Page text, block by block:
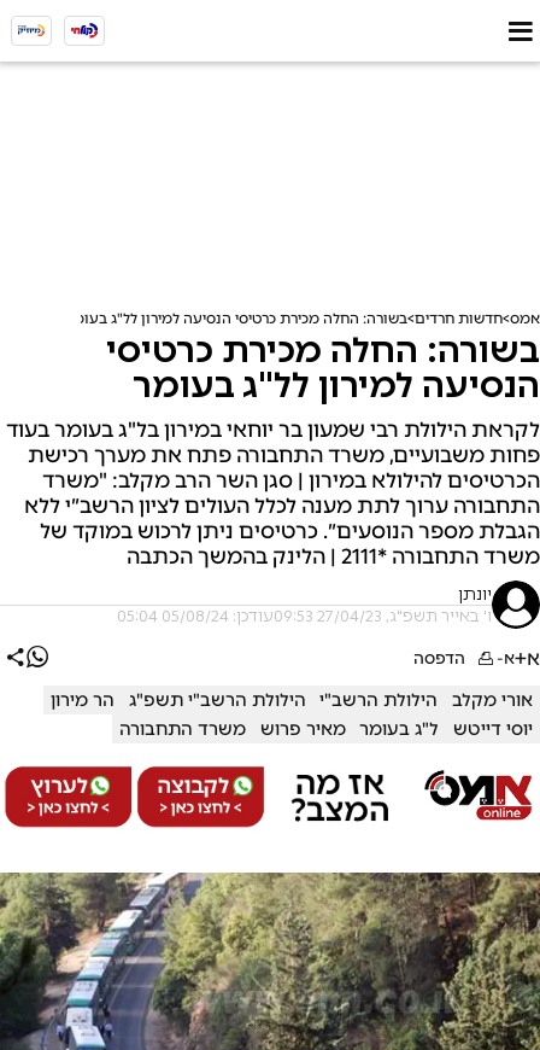
אמס חדשות חרדים בשורה: החלה מכירת כרטיסי הנסיעה למירון לל"ג בעומר
בשורה: החלה מכירת כרטיסי
הנסיעה למירון לל"ג בעומר
לקראת הילולת רבי שמעון בר יוחאי במירון בל"ג בעומר בעוד
פחות משבועיים, משרד התחבורה פתח את מערך רכישת
הכרטיסים להילולא במירון | סגן השר הרב מקלב: "משרד
התחבורה ערוך לתת מענה לכלל העולים לציון הרשב״י ללא
הגבלת מספר הנוסעים״. כרטיסים ניתן לרכוש במוקד של
משרד התחבורה *2111 | הלינק בהמשך הכתבה
יונתן
ו' באייר תשפ"ג, 27/04/23 09:53 עודכן: 05/08/24 05:04
א+א- הדפסה
אורי מקלב הילולת הרשב"י הילולת הרשב"י תשפ"ג
הר מירון
יוסי דייטש
ל"ג בעומר מאיר פרוש משרד התחבורה